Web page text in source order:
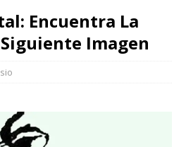
Encuentra La
Imagen